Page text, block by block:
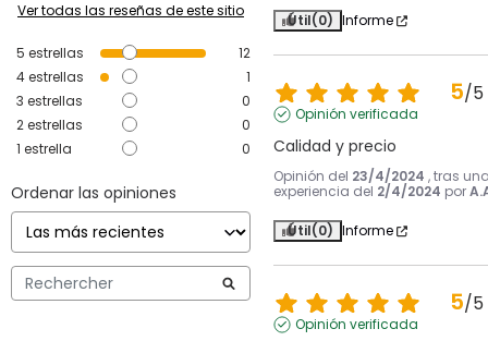
Ver todas las reseñas de este sitio
5 estrellas
12
4estrellas
1
3 estrellas
0
2estrellas
0
1 estrella 0
Ordenar las opiniones
Útil(0) Informe
5/5
Opinión verificada
Calidad y precio
Opinión del 23/4/2024 , tras
experiencia del 2/4/2024 por
Útil(0) Informe
5/5
Opinión verificada